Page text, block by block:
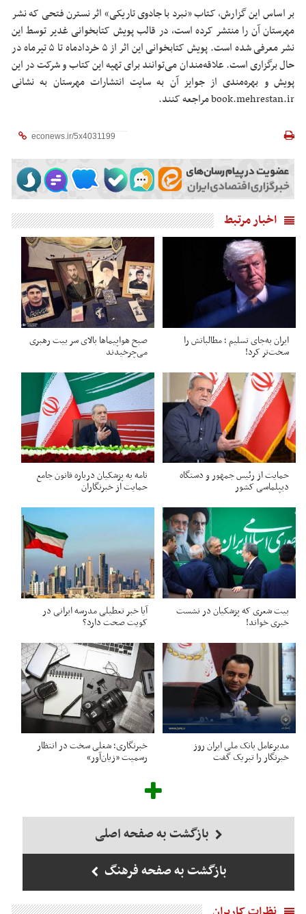
بر اساس این گزارش، کتاب «نبرد با جادوی تاریکی» اثر نسترن فتحی که نشر
مهرستانآن را منتشر کرده است، در قالب پویش کتابخوانی غدیر توسط این
نشر معرفی شده است. پویش کتابخوانی این اثر از ۵ خردادماه تا ۵ تیرماه در
حال برگزاری است. علاقه‌مندان می‌توانند برای تهیه این کتاب و شرکت در این
پویش و بهره‌مندی از جوایز آن به سایت انتشاراتمهرستان به نشانی
book.mehrestan.ir مراجعه کنند.
اخبار مرتبط
ایران به‌جای تسلیم ؛ مطالباتش را
سخت‌تر کرد!
صبح هواپیماها بالای سر بیت رهبری
می‌چرخیدند
حمایت از رئیس جمهور و دستگاه
دیپلماسی کشور
نامه به پزشکیان درباره قانون جامع
حمایت از خبرنگاران
بیت شعری که پزشکیان در نشست
خبری خواند!
آیا خبر تعطیلی مدرسه ایرانی در
کویت صحت دارد؟
مدیرعامل بانک ملی ایران روز
خبرنگار را تبریک گفت
خبرنگاری؛ شغلی سخت در انتظار
رسمیت «زیان‌آور»
بازگشت به صفحه اصلی
بازگشت به صفحه فرهنگ